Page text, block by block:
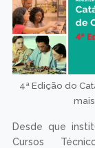
4ª Edição do
Desde que
Cursos